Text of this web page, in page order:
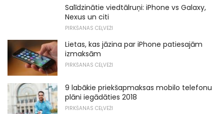
Salīdzinātie viedtālruņi: iPhone vs Galaxy,
Nexus un citi
PIRKŠANAS CEĻVEŽI
Lietas, kas jāzina par iPhone patiesajām
izmaksām
PIRKŠANAS CEĻVEŽI
9 labākie priekšapmaksas mobilo telefonu
plāni iegādāties 2018
PIRKŠANAS CEĻVEŽI